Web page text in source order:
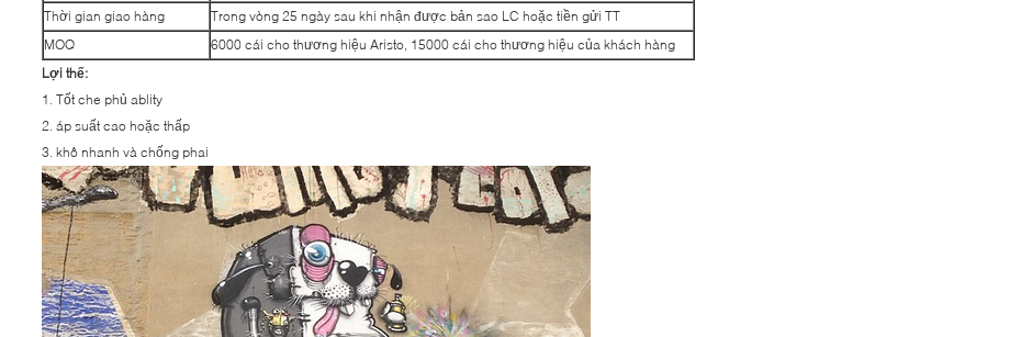
Thời gian giao hàng
Trong vòng 25 ngày sau khi nhận được bản sao LC hoặc tiền gửi TT
MOQ
6000 cái cho thương hiệu Aristo, 15000 cái cho thương hiệu của khách hàng
Lợi thế:
1. Tốt che phủ ablity
2. áp suất cao hoặc thấp
3. khô nhanh và chống phai